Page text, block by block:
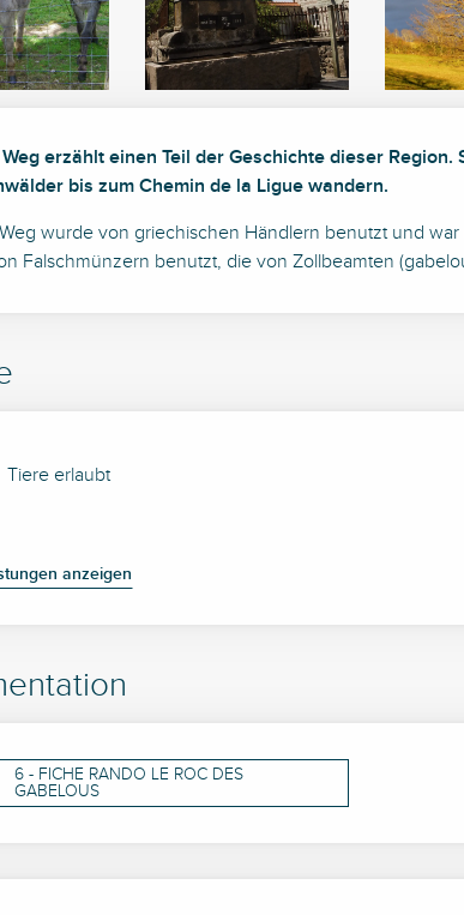
erzählt einen Teil der Geschichte dieser Region.
bis zum Chemin de la Ligue wandern.
wurde von griechischen Händlern benutzt und
Falschmünzern benutzt, die von Zollbeamten
Tiere erlaubt
anzeigen
6 - FICHE RANDO LE ROC DES
GABELOUS